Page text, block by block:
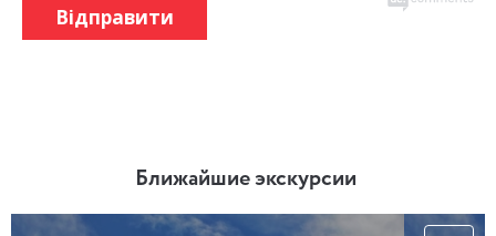
Відправити
Ближайшие экскурсии